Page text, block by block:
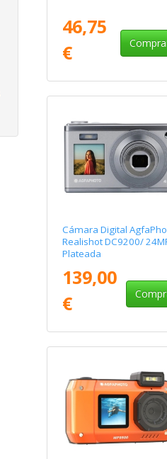
46,75
€
Cámara Digital
Realishot DC9200/
Plateada
139,00
€